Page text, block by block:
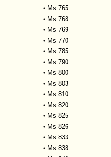
• Ms 765
• Ms 768
• Ms 769
• Ms 770
• Ms 785
• Ms 790
• Ms 800
• Ms 803
• Ms 810
• Ms 820
• Ms 825
• Ms 826
• Ms 833
• Ms 838